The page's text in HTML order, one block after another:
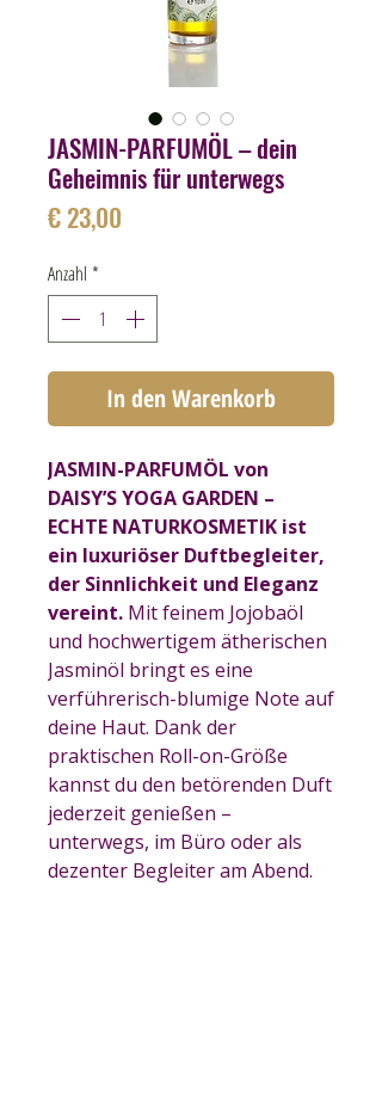
JASMIN-PARFUMÖL – dein
Geheimnis für unterwegs
€ 23,00
Anzahl *
In den Warenkorb
JASMIN-PARFUMÖL von
DAISY’S YOGA GARDEN –
ECHTE NATURKOSMETIK ist
ein luxuriöser Duftbegleiter,
der Sinnlichkeit und Eleganz
vereint. Mit feinem Jojobaöl
und hochwertigem ätherischen
Jasminöl bringt es eine
verführerisch-blumige Note auf
deine Haut. Dank der
praktischen Roll-on-Größe
kannst du den betörenden Duft
jederzeit genießen –
unterwegs, im Büro oder als
dezenter Begleiter am Abend.